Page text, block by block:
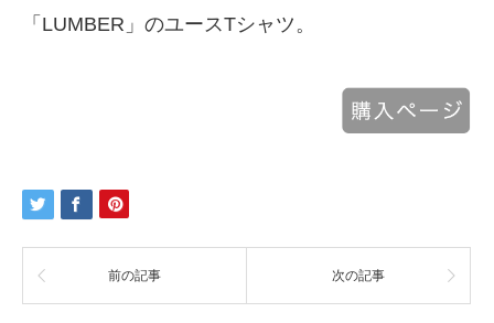
「LUMBER」のユースTシャツ。
前の記事 次の記事